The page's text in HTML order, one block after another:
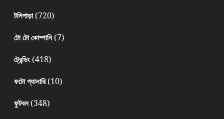
টলিপাড়া(720)
টো টো কোম্পানি(7)
ট্রেন্ডিং(418)
ফটো গ্যালারি(10)
ফুটবল(348)